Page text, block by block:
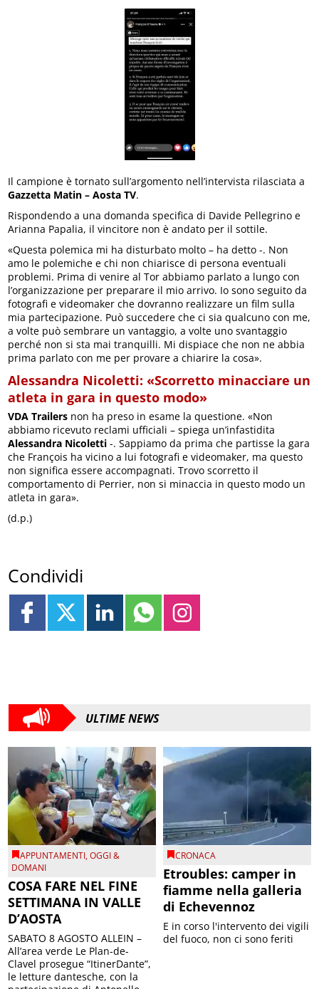
Il campione è tornato sull’argomento nell’intervista rilasciata a
Gazzetta Matin – Aosta TV.
Rispondendo a una domanda specifica di Davide Pellegrino e
Arianna Papalia, il vincitore non è andato per il sottile.
«Questa polemica mi ha disturbato molto – ha detto -. Non
amo le polemiche e chi non chiarisce di persona eventuali
problemi. Prima di venire al Tor abbiamo parlato a lungo con
l’organizzazione per preparare il mio arrivo. Io sono seguito da
fotografi e videomaker che dovranno realizzare un film sulla
mia partecipazione. Può succedere che ci sia qualcuno con me,
a volte può sembrare un vantaggio, a volte uno svantaggio
perché non si sta mai tranquilli. Mi dispiace che non ne abbia
prima parlato con me per provare a chiarire la cosa».
Alessandra Nicoletti: «Scorretto minacciare un
atleta in gara in questo modo»
VDA Trailers non ha preso in esame la questione. «Non
abbiamo ricevuto reclami ufficiali – spiega un’infastidita
Alessandra Nicoletti -. Sappiamo da prima che partisse la gara
che François ha vicino a lui fotografi e videomaker, ma questo
non significa essere accompagnati. Trovo scorretto il
comportamento di Perrier, non si minaccia in questo modo un
atleta in gara».
(d.p.)
Condividi
ULTIME NEWS
APPUNTAMENTI,OGGI &
DOMANI
COSA FARE NEL FINE
SETTIMANA IN VALLE
D’AOSTA
SABATO 8 AGOSTO ALLEIN –
All’area verde Le Plan-de-
Clavel prosegue “ItinerDante”,
le letture dantesche, con la
CRONACA
Etroubles: camper in
fiamme nella galleria
di Echevennoz
E in corso l'intervento dei vigili
del fuoco, non ci sono feriti